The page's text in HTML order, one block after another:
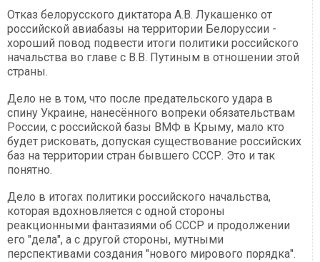
Отказ белорусского диктатора А.В. Лукашенко от
российской авиабазы на территории Белоруссии -
хороший повод подвести итоги политики российского
начальства во главе с В.В. Путиным в отношении этой
страны.
Дело не в том, что после предательского удара в
спину Украине, нанесённого вопреки обязательствам
России, с российской базы ВМФ в Крыму, мало кто
будет рисковать, допуская существование российских
баз на территории стран бывшего СССР. Это и так
понятно.
Дело в итогах политики российского начальства,
которая вдохновляется с одной стороны
реакционными фантазиями об СССР и продолжении
его "дела", а с другой стороны, мутными
перспективами создания "нового мирового порядка".